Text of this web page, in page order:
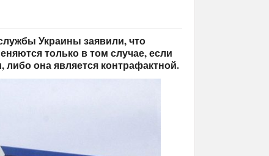
Украины заявили, что
только в том случае, если
либо она является контрафактной.